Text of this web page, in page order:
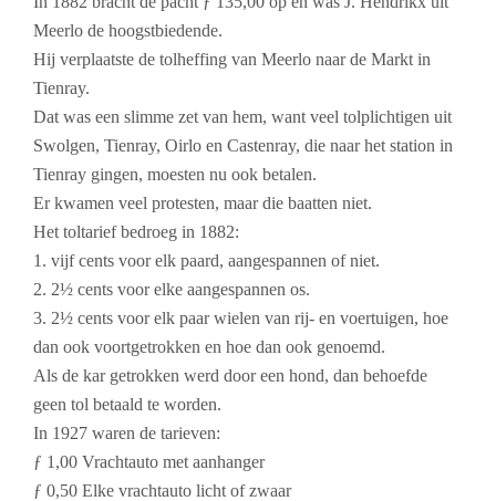
Meerlo de hoogstbiedende.
Hij verplaatste de tolheffing van Meerlo naar de Markt in
Tienray.
Dat was een slimme zet van hem, want veel tolplichtigen uit
Swolgen, Tienray, Oirlo en Castenray, die naar het station in
Tienray gingen, moesten nu ook betalen.
Er kwamen veel protesten, maar die baatten niet.
Het toltarief bedroeg in 1882:
1. vijf cents voor elk paard, aangespannen of niet.
2. 2½ cents voor elke aangespannen os.
3. 2½ cents voor elk paar wielen van rij- en voertuigen, hoe
dan ook voortgetrokken en hoe dan ook genoemd.
Als de kar getrokken werd door een hond, dan behoefde
geen tol betaald te worden.
In 1927 waren de tarieven:
ƒ 1,00 Vrachtauto met aanhanger
ƒ 0,50 Elke vrachtauto licht of zwaar